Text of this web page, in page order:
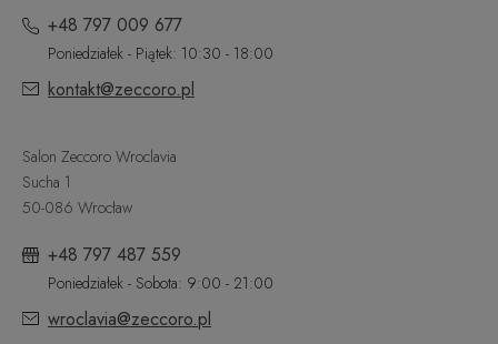
+48 797 009 677
Poniedziałek - Piątek: 10:30 - 18:00
kontakt@zeccoro.pl
Salon Zeccoro Wroclavia
Sucha 1
50-086 Wrocław
+48 797 487 559
Poniedziałek - Sobota: 9:00 - 21:00
wroclavia@zeccoro.pl